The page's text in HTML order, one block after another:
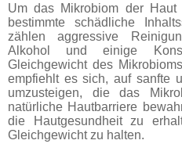
Um das Mikrobiom der
bestimmte schädliche
zählen aggressive
Alkohol und einige
Gleichgewicht des
empfiehlt es sich, auf sanfte
umzusteigen, die das
natürliche Hautbarriere
die Hautgesundheit zu
Gleichgewicht zu halten.